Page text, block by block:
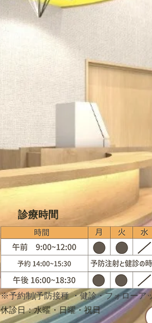
​診療時間
※予約制(予防接種 ・健診・フォローア
休診日：水曜・日曜・祝日